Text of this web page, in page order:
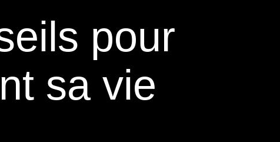
pour
sa vie